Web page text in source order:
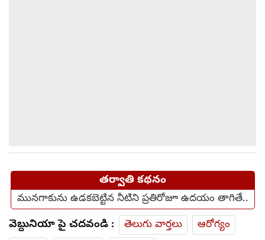
తర్వాతి కథనం
మునగాకును ఉడకబెట్టిన నీటిని ప్రతిరోజూ ఉదయం తాగితే..
వెబ్దునియా పై చదవండి : తెలుగు వార్తలు
ఆరోగ్యం